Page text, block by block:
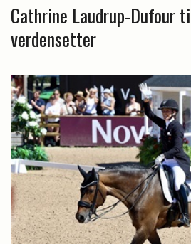
Cathrine Laudrup-Dufour
verdensetter